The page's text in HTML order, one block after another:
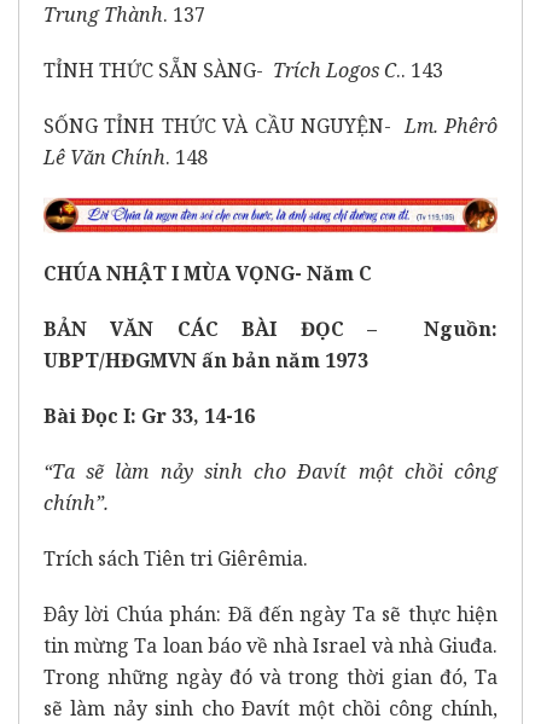
Trung Thành. 137
TỈNH THỨC SẴN SÀNG- Trích Logos C.. 143
SỐNG TỈNH THỨC VÀ CẦU NGUYỆN-Lm. Phêrô
Lê Văn Chính. 148
CHÚA NHẬT I MÙA VỌNG- Năm C
BẢN VĂN CÁC BÀI ĐỌC – Nguồn:
UBPT/HĐGMVN ấn bản năm 1973
Bài Ðọc I: Gr 33, 14-16
“Ta sẽ làm nảy sinh cho Ðavít một chồi công
chính”.
Trích sách Tiên tri Giêrêmia.
Ðây lời Chúa phán: Ðã đến ngày Ta sẽ thực hiện
tin mừng Ta loan báo về nhà Israel và nhà Giuđa.
Trong những ngày đó và trong thời gian đó, Ta
sẽ làm nảy sinh cho Ðavít một chồi công chính,